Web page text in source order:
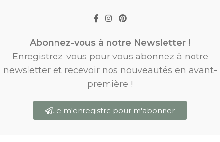
Abonnez-vous à notre Newsletter !
Enregistrez-vous pour vous abonnez à notre
newsletter et recevoir nos nouveautés en avant-
première !
Je m'enregistre pour m'abonner